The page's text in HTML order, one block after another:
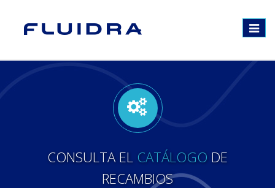
Toggle
CONSULTA EL CATÁLOGO DE
RECAMBIOS